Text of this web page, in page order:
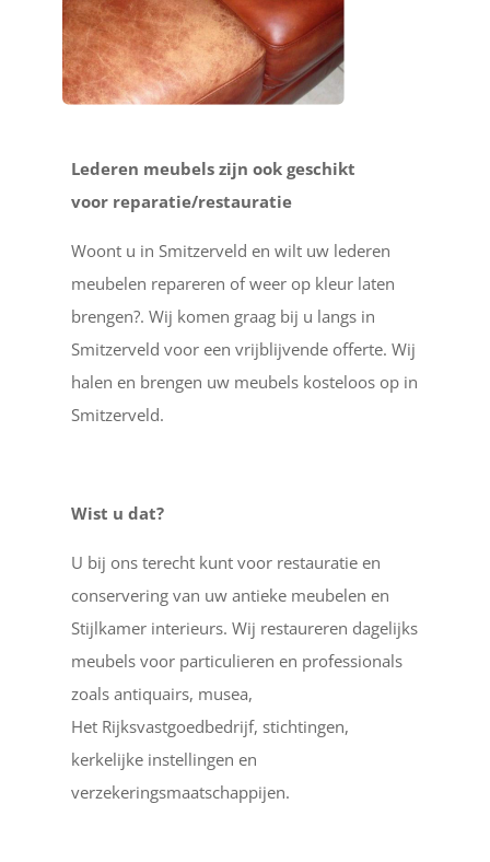
Lederen meubels zijn ook geschikt
voor reparatie/restauratie
Woont u in Smitzerveld en wilt uw lederen
meubelen repareren of weer op kleur laten
brengen?. Wij komen graag bij u langs in
Smitzerveld voor een vrijblijvende offerte. Wij
halen en brengen uw meubels kosteloos op in
Smitzerveld.
Wist u dat?
U bij ons terecht kunt voor restauratie en
conservering van uw antieke meubelen en
Stijlkamer interieurs. Wij restaureren dagelijks
meubels voor particulieren en professionals
zoals antiquairs, musea,
Het Rijksvastgoedbedrijf, stichtingen,
kerkelijke instellingen en
verzekeringsmaatschappijen.